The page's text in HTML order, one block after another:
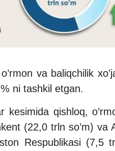
va baliqchilik
ni tashkil etgan.
qishloq,
(22,0 trln so’m)
Respublikasi